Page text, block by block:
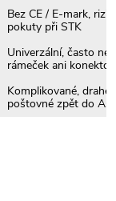
Bez CE / E-mark,
pokuty při STK
Univerzální, často
rámeček ani konektor
Komplikované, drahé
poštovné zpět do